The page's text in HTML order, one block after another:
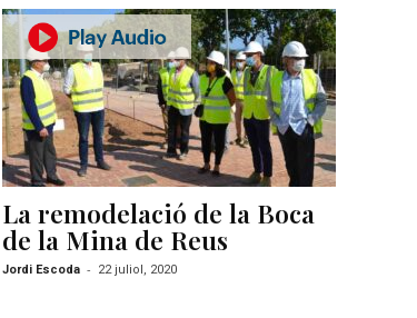
La remodelació de la Boca
de la Mina de Reus
Jordi Escoda - 22 juliol, 2020